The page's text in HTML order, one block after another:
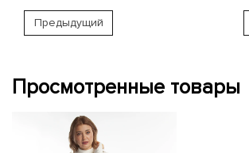
Предыдущий
Просмотренные товары